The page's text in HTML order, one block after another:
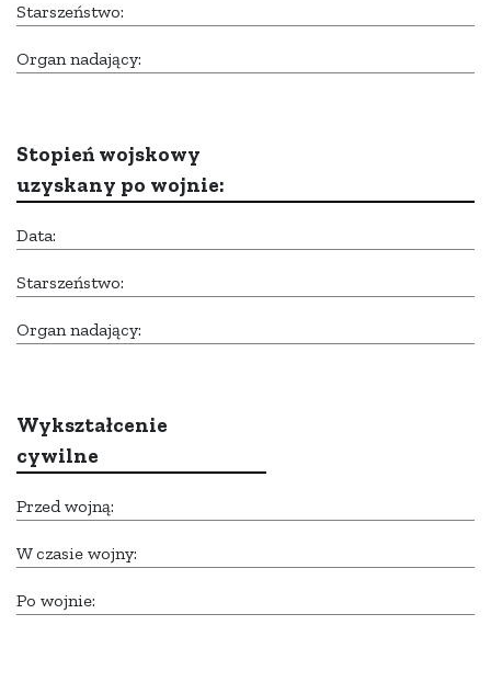
Starszeństwo:
Organ nadający:
Stopień wojskowy
uzyskany po wojnie:
Data:
Starszeństwo:
Organ nadający:
Wykształcenie
cywilne
Przed wojną:
W czasie wojny:
Po wojnie: